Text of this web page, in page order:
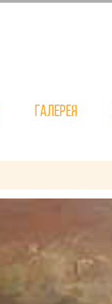
Галерея